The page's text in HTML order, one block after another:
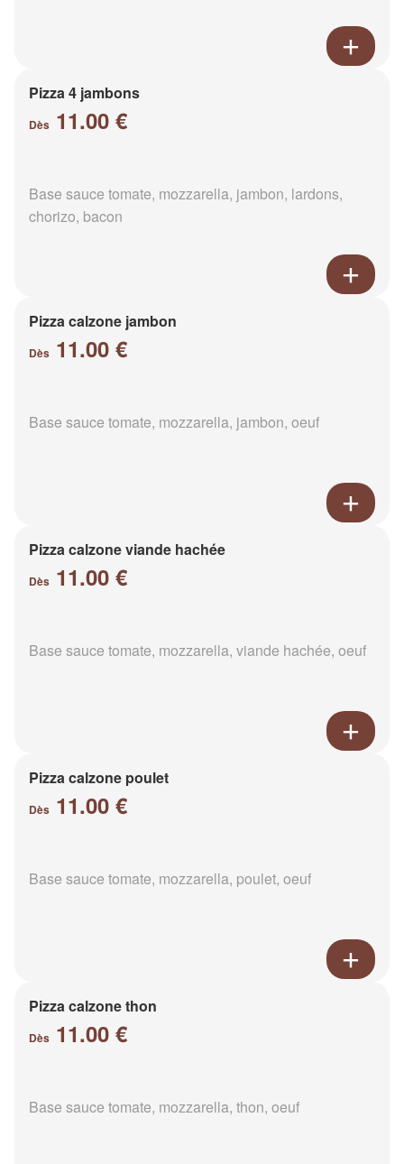
Pizza 4 jambons
Dès 11.00 €
Base sauce tomate, mozzarella, jambon, lardons,
chorizo, bacon
Pizza calzone jambon
Dès 11.00 €
Base sauce tomate, mozzarella, jambon, oeuf
Pizza calzone viande hachée
Dès 11.00 €
Base sauce tomate, mozzarella, viande hachée, oeuf
Pizza calzone poulet
Dès 11.00 €
Base sauce tomate, mozzarella, poulet, oeuf
Pizza calzone thon
Dès 11.00 €
Base sauce tomate, mozzarella, thon, oeuf